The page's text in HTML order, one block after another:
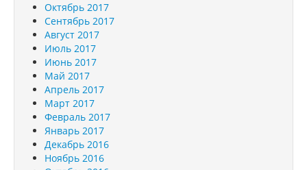
Октябрь 2017
Сентябрь 2017
Август 2017
Июль 2017
Июнь 2017
Май 2017
Апрель 2017
Март 2017
Февраль 2017
Январь 2017
Декабрь 2016
Ноябрь 2016